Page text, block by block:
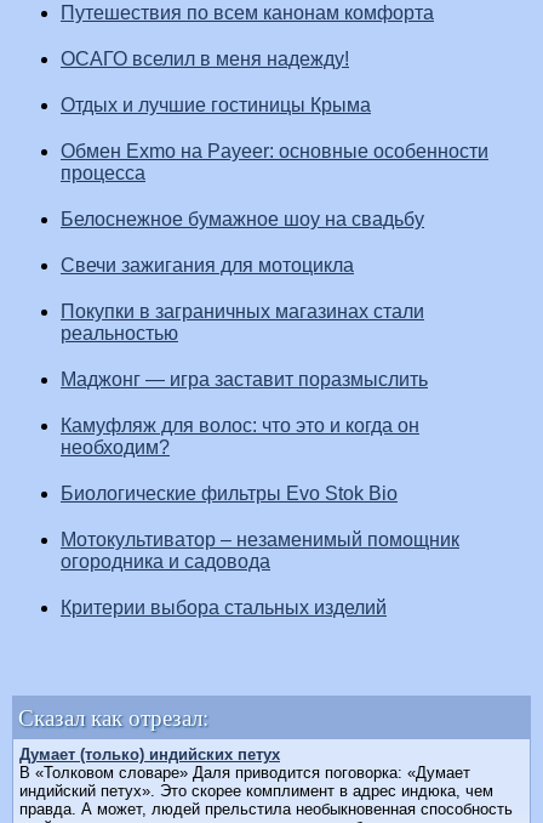
Путешествия по всем канонам комфорта
ОСАГО вселил в меня надежду!
Отдых и лучшие гостиницы Крыма
Обмен Exmo на Payeer: основные особенности
процесса
Белоснежное бумажное шоу на свадьбу
Свечи зажигания для мотоцикла
Покупки в заграничных магазинах стали
реальностью
Маджонг — игра заставит поразмыслить
Камуфляж для волос: что это и когда он
необходим?
Биологические фильтры Evo Stok Bio
Мотокультиватор – незаменимый помощник
огородника и садовода
Критерии выбора стальных изделий
Сказал как отрезал:
Думает (только) индийских петух
В «Толковом словаре» Даля приводится поговорка: «Думает
индийский петух». Это скорее комплимент в адрес индюка, чем
правда. А может, людей прельстила необыкновенная способность